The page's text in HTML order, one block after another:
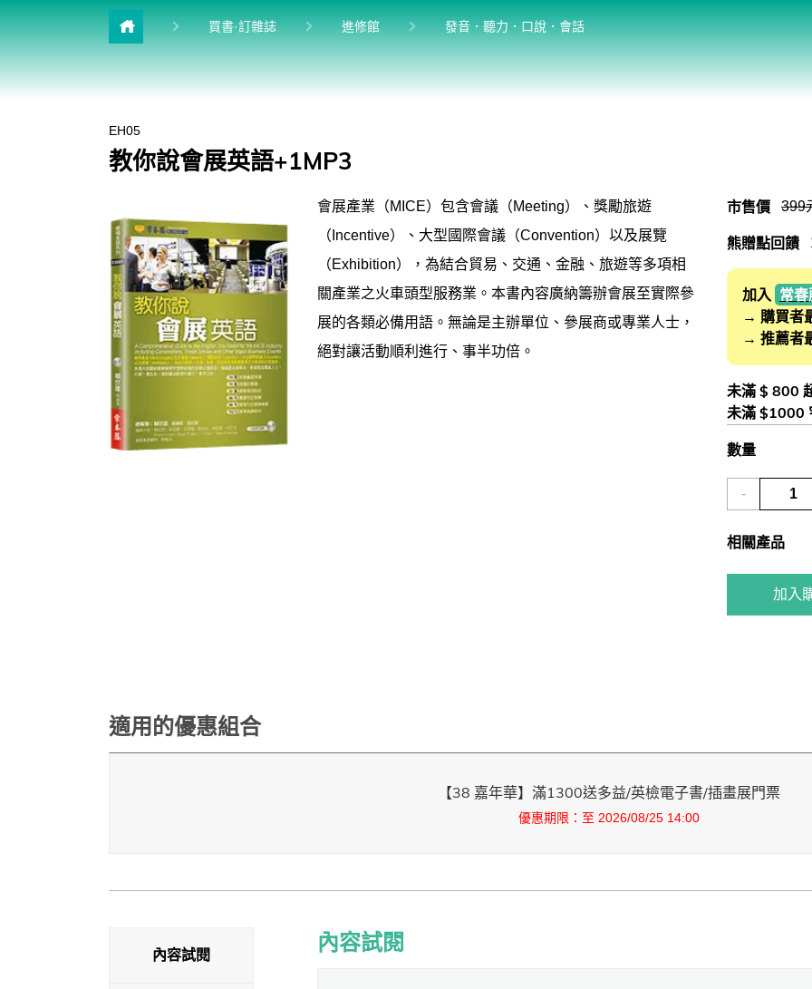
買書·訂雜誌 目前位於:
進修館
英檢館
學習館
目前位於:
發音．聽力．口說．會話
文法．句型．克漏字
商用．新聞英文
多元選修
桌曆．月曆．行事曆
EH05
教你說會展英語+1MP3
會展產業（MICE）包含會議（Meeting）、獎勵旅遊
（Incentive）、大型國際會議（Convention）以及展覽
（Exhibition），為結合貿易、交通、金融、旅遊等多項相
關產業之火車頭型服務業。本書內容廣納籌辦會展至實際參
展的各類必備用語。無論是主辦單位、參展商或專業人士，
絕對讓活動順利進行、事半功倍。
市售價 399
熊贈點回饋
加入 常
→ 購買者
→ 推薦者
未滿 $ 800
未滿 $1000
數量
-
相關產品
加入
適用的優惠組合
【38 嘉年華】滿1300送多益/英檢電子書/插畫展門票
優惠期限：至 2026/08/25 14:00
內容試閱 內容試閱